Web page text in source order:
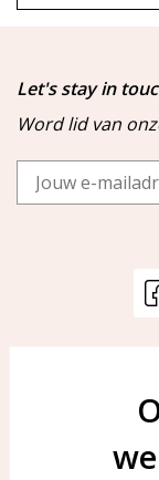
Let's stay in
Word lid van
Email
Veelgestelde vragen